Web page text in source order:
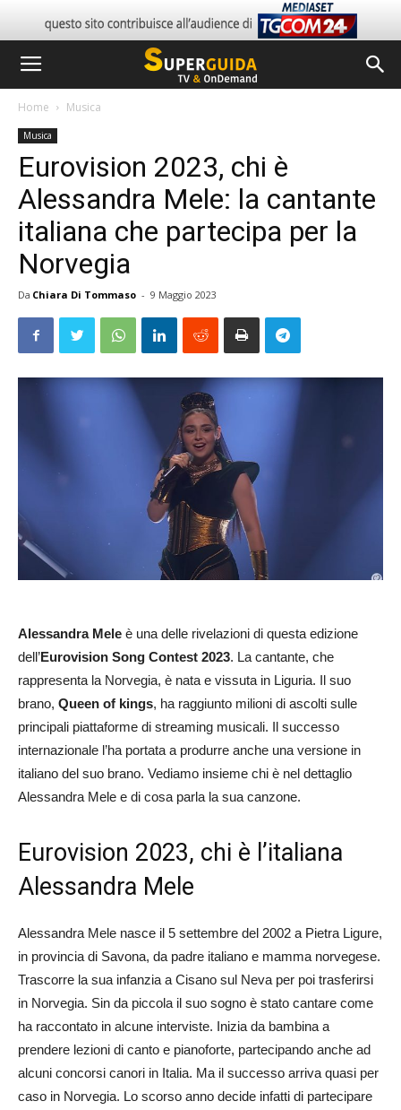
Home Musica
Musica
Eurovision 2023, chi è
Alessandra Mele: la cantante
italiana che partecipa per la
Norvegia
Da Chiara Di Tommaso - 9 Maggio 2023
Alessandra Mele è una delle rivelazioni di questa edizione
dell’Eurovision Song Contest 2023. La cantante, che
rappresenta la Norvegia, è nata e vissuta in Liguria. Il suo
brano, Queen of kings, ha raggiunto milioni di ascolti sulle
principali piattaforme di streaming musicali. Il successo
internazionale l’ha portata a produrre anche una versione in
italiano del suo brano. Vediamo insieme chi è nel dettaglio
Alessandra Mele e di cosa parla la sua canzone.
Eurovision 2023, chi è l’italiana
Alessandra Mele
Alessandra Mele nasce il 5 settembre del 2002 a Pietra Ligure,
in provincia di Savona, da padre italiano e mamma norvegese.
Trascorre la sua infanzia a Cisano sul Neva per poi trasferirsi
in Norvegia. Sin da piccola il suo sogno è stato cantare come
ha raccontato in alcune interviste. Inizia da bambina a
prendere lezioni di canto e pianoforte, partecipando anche ad
alcuni concorsi canori in Italia. Ma il successo arriva quasi per
caso in Norvegia. Lo scorso anno decide infatti di partecipare